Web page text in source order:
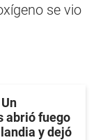
se vio
Un
abrió fuego
y dejó